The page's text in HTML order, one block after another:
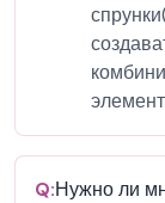
Q:Нужно ли